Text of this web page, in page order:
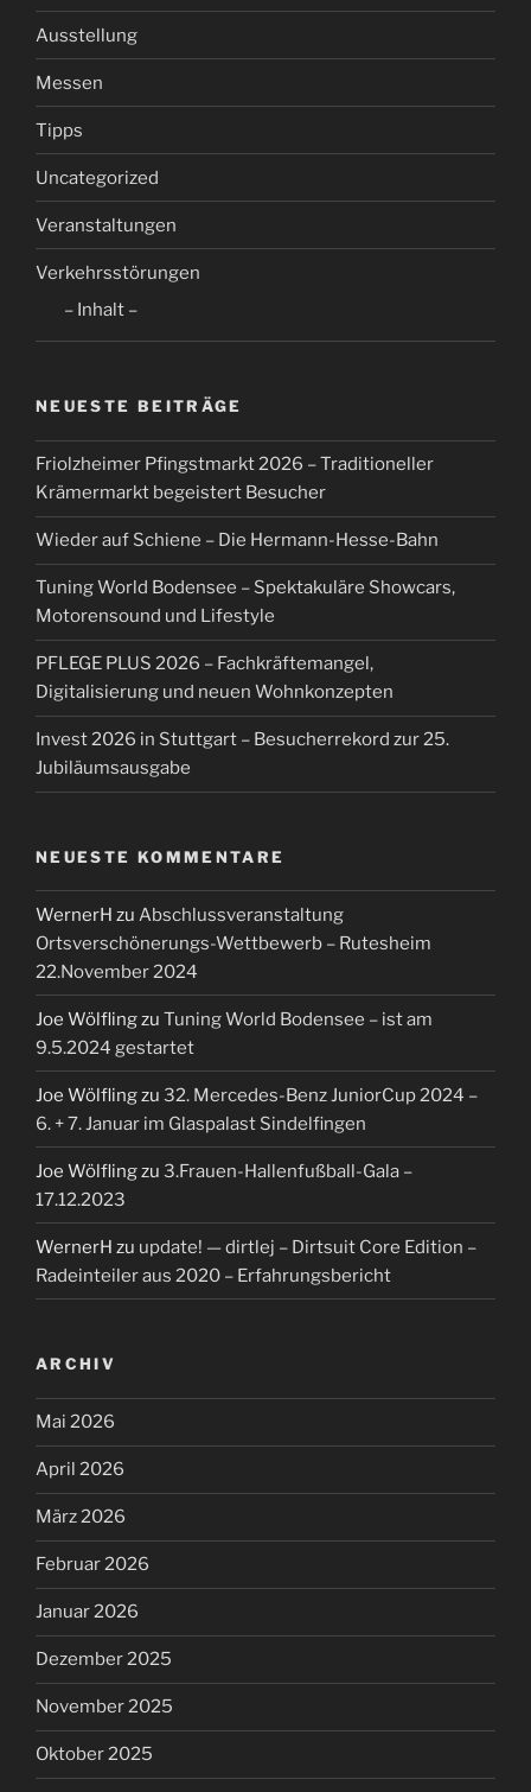
Ausstellung
Messen
Tipps
Uncategorized
Veranstaltungen
Verkehrsstörungen
– Inhalt –
NEUESTE BEITRÄGE
Friolzheimer Pfingstmarkt 2026 – Traditioneller
Krämermarkt begeistert Besucher
Wieder auf Schiene – Die Hermann-Hesse-Bahn
Tuning World Bodensee – Spektakuläre Showcars,
Motorensound und Lifestyle
PFLEGE PLUS 2026 – Fachkräftemangel,
Digitalisierung und neuen Wohnkonzepten
Invest 2026 in Stuttgart – Besucherrekord zur 25.
Jubiläumsausgabe
NEUESTE KOMMENTARE
WernerH zu Abschlussveranstaltung
Ortsverschönerungs-Wettbewerb – Rutesheim
22.November 2024
Joe Wölflingzu Tuning World Bodensee – ist am
9.5.2024 gestartet
Joe Wölflingzu 32. Mercedes-Benz JuniorCup 2024 –
6. + 7. Januar im Glaspalast Sindelfingen
Joe Wölflingzu 3.Frauen-Hallenfußball-Gala –
17.12.2023
WernerH zu update! — dirtlej – Dirtsuit Core Edition –
Radeinteiler aus 2020 – Erfahrungsbericht
ARCHIV
Mai 2026
April 2026
März 2026
Februar 2026
Januar 2026
Dezember 2025
November 2025
Oktober 2025